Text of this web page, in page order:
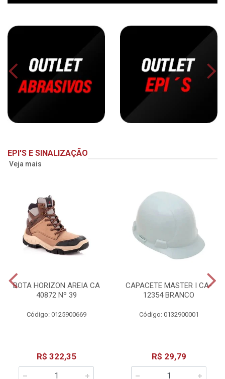
EPI'S E SINALIZAÇÃO
Veja mais
BOTA HORIZON AREIA CA
40872 Nº 39
Código: 0125900669
R$ 322,35
CAPACETE MASTER I CA-
12354 BRANCO
Código: 0132900001
R$ 29,79